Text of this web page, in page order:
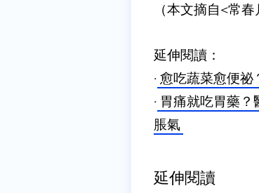
（本文摘自<常
延伸閱讀：
· 愈吃蔬菜愈便祕
· 胃痛就吃胃藥
脹氣
延伸閱讀